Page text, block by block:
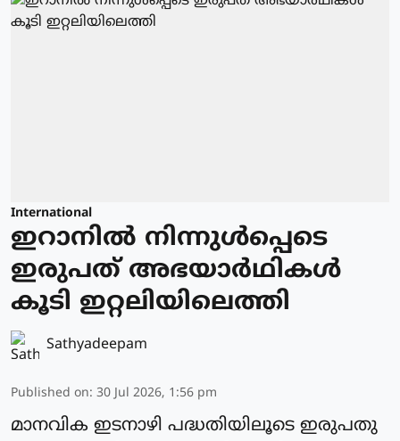
International
ഇറാനിൽ നിന്നുള്‍പ്പെടെ
ഇരുപത് അഭയാര്‍ഥികള്‍
കൂടി ഇറ്റലിയിലെത്തി
Sathyadeepam
Published on: 30 Jul 2026, 1:56 pm
മാനവിക ഇടനാഴി പദ്ധതിയിലൂടെ ഇരുപതു